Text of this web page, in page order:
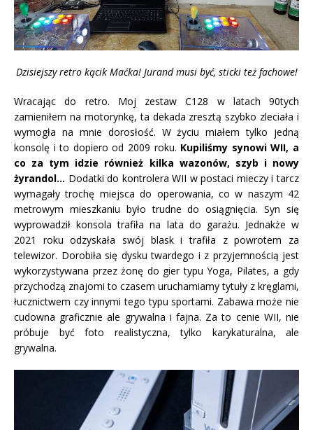
Dzisiejszy retro kącik Maćka! Jurand musi być, sticki też fachowe!
Wracając do retro. Moj zestaw C128 w latach 90tych
zamieniłem na motorynkę, ta dekada zresztą szybko zleciała i
wymogła na mnie dorosłość. W życiu miałem tylko jedną
konsolę i to dopiero od 2009 roku. Kupiliśmy synowi WII, a
co za tym idzie również kilka wazonów, szyb i nowy
żyrandol… Dodatki do kontrolera WII w postaci mieczy i tarcz
wymagały trochę miejsca do operowania, co w naszym 42
metrowym mieszkaniu było trudne do osiągnięcia. Syn się
wyprowadził konsola trafiła na lata do garażu. Jednakże w
2021 roku odzyskała swój blask i trafiła z powrotem za
telewizor. Dorobiła się dysku twardego i z przyjemnością jest
wykorzystywana przez żonę do gier typu Yoga, Pilates, a gdy
przychodzą znajomi to czasem uruchamiamy tytuły z kręglami,
łucznictwem czy innymi tego typu sportami. Zabawa może nie
cudowna graficznie ale grywalna i fajna. Za to cenie WII, nie
próbuje być foto realistyczna, tylko karykaturalna, ale
grywalna.